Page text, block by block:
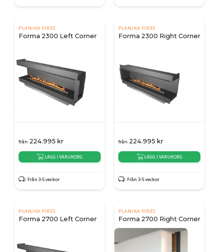
PLANIKA FIRES
Forma 2300 Left Corner
från 224.995 kr
LÄGG I VARUKORG
Från 3-5 veckor
PLANIKA FIRES
Forma 2300 Right Corner
från 224.995 kr
LÄGG I VARUKORG
Från 3-5 veckor
PLANIKA FIRES
Forma 2700 Left Corner
PLANIKA FIRES
Forma 2700 Right Corner